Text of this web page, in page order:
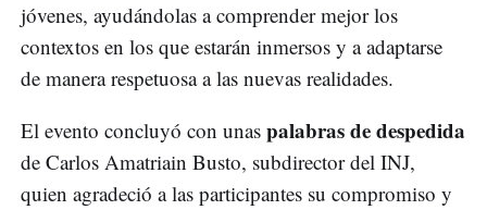
jóvenes, ayudándolas a comprender mejor los
contextos en los que estarán inmersos y a adaptarse
de manera respetuosa a las nuevas realidades.
El evento concluyó con unas palabras de despedida
de Carlos Amatriain Busto, subdirector del INJ,
quien agradeció a las participantes su compromiso y